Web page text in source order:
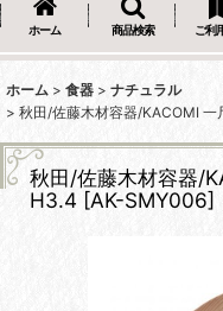
ホーム 商品検索 ご利
ホーム > 食器 > ナチュラル
> 秋田/佐藤木材容器/KACOMI
秋田/佐藤木材容器/
H3.4 [AK-SMY006]